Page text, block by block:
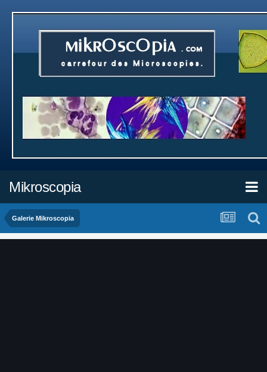
Mikroscopia
Galerie Mikroscopia